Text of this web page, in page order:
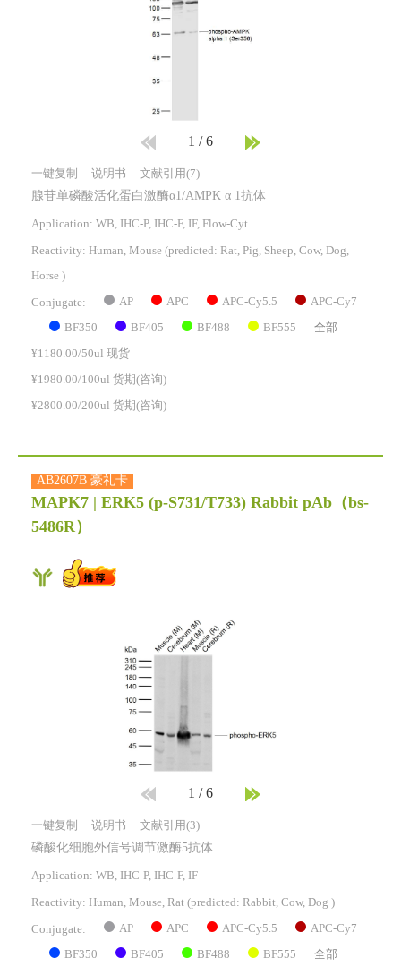
1 /6
一键复制 说明书 文献引用(7)
腺苷单磷酸活化蛋白激酶α1/AMPK α 1抗体
Application: WB, IHC-P, IHC-F, IF, Flow-Cyt
Reactivity: Human, Mouse (predicted: Rat, Pig, Sheep, Cow, Dog,
Horse )
Conjugate: AP APC APC-Cy5.5 APC-Cy7
BF350 BF405 BF488 BF555 全部
¥1180.00/50ul 现货
¥1980.00/100ul 货期(咨询)
¥2800.00/200ul 货期(咨询)
AB2607B 豪礼卡
MAPK7 | ERK5 (p-S731/T733) Rabbit pAb （bs-
5486R）
1 /6
一键复制 说明书 文献引用(3)
磷酸化细胞外信号调节激酶5抗体
Application: WB, IHC-P, IHC-F, IF
Reactivity: Human, Mouse, Rat (predicted: Rabbit, Cow, Dog )
Conjugate: AP APC APC-Cy5.5 APC-Cy7
BF350 BF405 BF488 BF555 全部